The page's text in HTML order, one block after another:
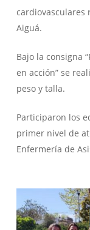
cardiovasculares
Aiguá.
Bajo la consigna
en acción” se
peso y talla.
Participaron los
primer nivel de
Enfermería de